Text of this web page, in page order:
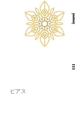
ピアス